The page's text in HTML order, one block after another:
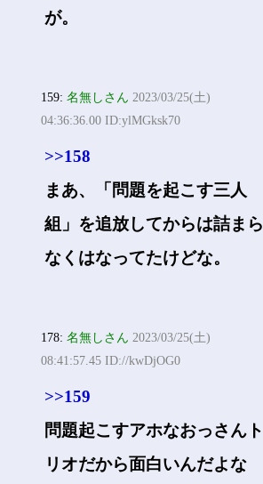
が。
159:名無しさん 2023/03/25(土)
04:36:36.00 ID:ylMGksk70
>>158
まあ、「問題を起こす三人
組」を追放してからは詰まら
なくはなってたけどな。
178:名無しさん 2023/03/25(土)
08:41:57.45 ID://kwDjOG0
>>159
問題起こすアホなおっさんト
リオだから面白いんだよな